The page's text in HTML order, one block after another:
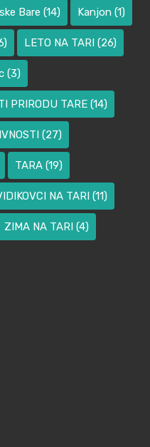
Bare (14) Kanjon (1)
LETO NA TARI (26)
(3)
PRIRODU TARE (14)
(27)
TARA (19)
NA TARI (11)
ZIMA NA TARI (4)